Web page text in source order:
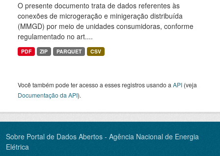
O presente documento trata de dados referentes às
conexões de microgeração e minigeração distribuída
(MMGD) por meio de unidades consumidoras, conforme
regulamentado no art....
PDF ZIP PARQUET CSV
Você também pode ter acesso a esses registros usando a API (veja
Documentação da API).
Sobre Portal de Dados Abertos - Agência Nacional de Energia
Elétrica